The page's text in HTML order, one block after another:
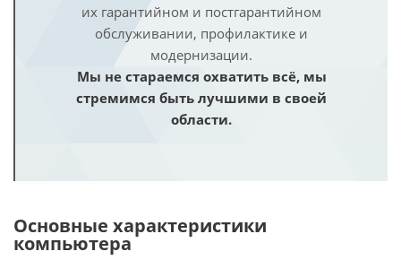
их гарантийном и постгарантийном
обслуживании, профилактике и
модернизации.
Мы не стараемся охватить всё, мы
стремимся быть лучшими в своей
области.
Основные характеристики
компьютера